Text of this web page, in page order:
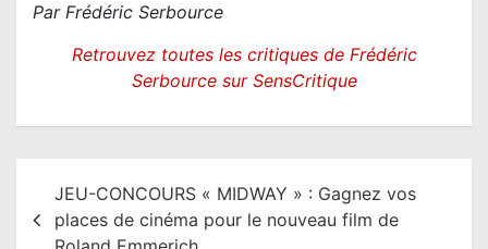
Par Frédéric Serbource
Retrouvez toutes les critiques de Frédéric
Serbource sur SensCritique
JEU-CONCOURS « MIDWAY » : Gagnez vos
places de cinéma pour le nouveau film de